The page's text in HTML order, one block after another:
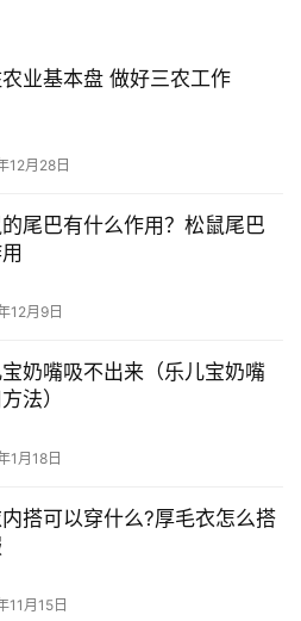
业基本盘 做好三农工作
12月28日
尾巴有什么作用？松鼠尾巴
12月9日
奶嘴吸不出来（乐儿宝奶嘴
法）
1月18日
搭可以穿什么?厚毛衣怎么搭
11月15日